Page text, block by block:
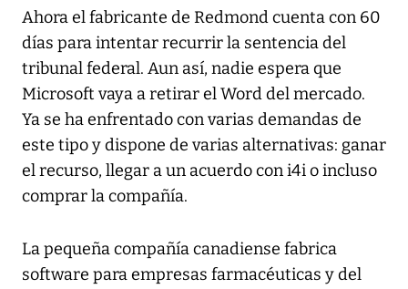
Ahora el fabricante de Redmond cuenta con 60
días para intentar recurrir la sentencia del
tribunal federal. Aun así, nadie espera que
Microsoft vaya a retirar el Word del mercado.
Ya se ha enfrentado con varias demandas de
este tipo y dispone de varias alternativas: ganar
el recurso, llegar a un acuerdo con i4i o incluso
comprar la compañía.
La pequeña compañía canadiense fabrica
software para empresas farmacéuticas y del